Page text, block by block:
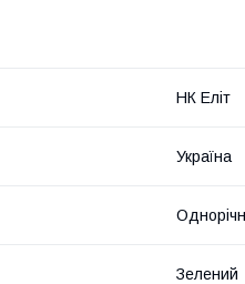
НК Еліт
Україна
Зелений